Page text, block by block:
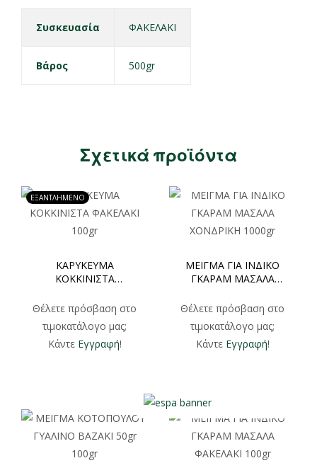
Συσκευασία ΦΑΚΕΛΑΚΙ
Βάρος 500gr
Σχετικά προϊόντα
ΕΞΑΝΤΛΗΜΕΝΟ
ΚΑΡΥΚΕΥΜΑ
ΚΟΚΚΙΝΙΣΤΑ
Θέλετε πρόσβαση στο
τιμοκατάλογο μας;
Κάντε Εγγραφή!
ΜΕΙΓΜΑ ΓΙΑ ΙΝΔΙΚΟ
ΓΚΑΡΑΜ ΜΑΣΑΛΑ
Θέλετε πρόσβαση στο
τιμοκατάλογο μας;
Κάντε Εγγραφή!